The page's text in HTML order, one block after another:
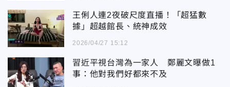
王俐人連2夜破尺度直播！「超猛數
據」超越館長、統神成效
2026/04/27 15:12
習近平視台灣為一家人 鄭麗文曝做1
事：他對我們好都來不及